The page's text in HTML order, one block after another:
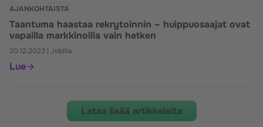
AJANKOHTAISTA
Taantuma haastaa rekrytoinnin – huippuosaajat ovat
vapailla markkinoilla vain hetken
20.12.2023 Jobilla
Lue
Lataa lisää artikkeleita